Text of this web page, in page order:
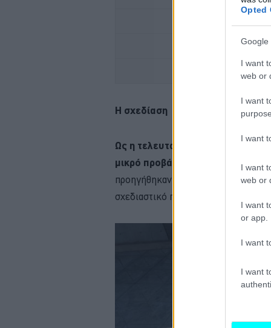
Opted
Google
I want
web or
I want
I want
I want
web or
I want
or app.
I want
I want
ΜΕΤΑΚΙΝΗΣΗ
TO
Η σχεδίαση
Ως η τελευταία χρονικά
μικρό προβάδισμα σε σχέση με
προηγήθηκαν όντας σχεδόν
σχεδιαστικό προφίλ.